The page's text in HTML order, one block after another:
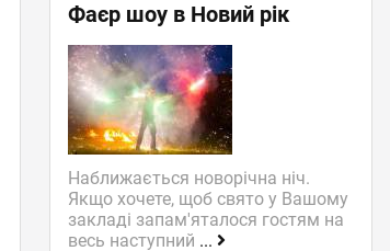
Фаєр шоу в Новий рік
Наближається новорічна ніч.
Якщо хочете, щоб свято у Вашому
закладі запам'яталося гостям на
весь наступний ...